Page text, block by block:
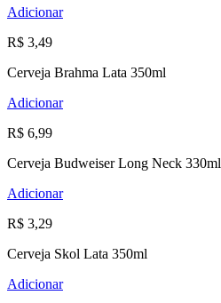
Adicionar
R$ 3,49
Cerveja Brahma Lata 350ml
Adicionar
R$ 6,99
Cerveja Budweiser Long Neck 330ml
Adicionar
R$ 3,29
Cerveja Skol Lata 350ml
Adicionar